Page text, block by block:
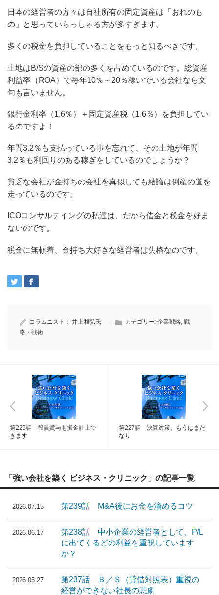
日本の経営者の方々は自社所有の固定資産は「おれのも
の」と思っていらっしゃる方が多すぎます。
多くの税金を負担していることをもっと知るべきです。
土地はB/Sの資産の部の多くを占めているのです。総資産
利益率（ROA）で毎年10％～20％稼いでいる会社なら文
句も言いません。
銀行金利率（1.6％）＋固定資産税（1.6％）を負担してい
るのですよ！
年間3.2％も支払っている事を忘れて、その土地が年間
3.2％も利回りのある稼ぎをしているのでしょうか？
貧乏な会社が金持ちの会社を真似しても結論は倒産の道を
走っているのです。
ICOコンサルテイングの私達は、だから借金と税金を好ま
ないのです。
税金に無頓着、金持ち大好きな経営者は失格なのです。
コラムニスト： 井上和弘氏 カテゴリー: 企業戦略 戦
略・戦術
第225話 役員賞与も損金計上で
きます
第227話 決算対策、もうはまだ
なり
「強い会社を築く ビジネス・クリニック」の記事一覧
2026.07.15 第239話 M&A後にお金を溜めるコツ
2026.06.17
第238話 中小企業の経営者として、P/L
に出てくるどの利益を重視しています
か？
2026.05.27
第237話 Ｂ／Ｓ（貸借対照表）重視の
経営ができない社長の悲劇